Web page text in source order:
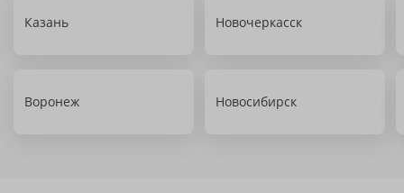
Казань Новочеркасск
Воронеж Новосибирск